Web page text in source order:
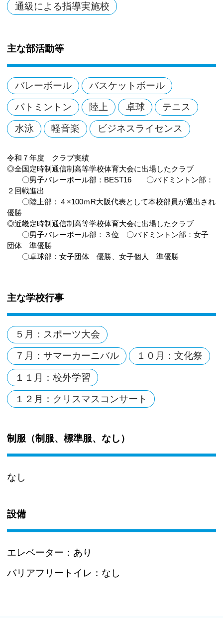
通級による指導実施校
主な部活動等
バレーボール バスケットボール
バトミントン 陸上 卓球 テニス
水泳 軽音楽 ビジネスライセンス
令和７年度 クラブ実績
◎全国定時制通信制高等学校体育大会に出場したクラブ
〇男子バレーボール部：BEST16 〇バドミントン部：
２回戦進出
〇陸上部：４×100ｍR大阪代表として本校部員が選出され
優勝
◎近畿定時制通信制高等学校体育大会に出場したクラブ
〇男子バレーボール部：３位 〇バドミントン部：女子
団体 準優勝
〇卓球部：女子団体 優勝、女子個人 準優勝
主な学校行事
５月：スポーツ大会
７月：サマーカーニバル １０月：文化祭
１１月：校外学習
１２月：クリスマスコンサート
制服（制服、標準服、なし）
なし
設備
エレベーター： あり
バリアフリートイレ： なし